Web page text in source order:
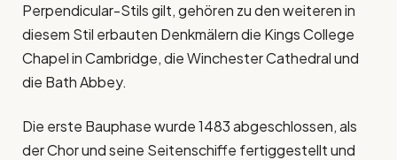
Perpendicular-Stils gilt, gehören zu den weiteren in
diesem Stil erbauten Denkmälern die Kings College
Chapel in Cambridge, die Winchester Cathedral und
die Bath Abbey.
Die erste Bauphase wurde 1483 abgeschlossen, als
der Chor und seine Seitenschiffe fertiggestellt und